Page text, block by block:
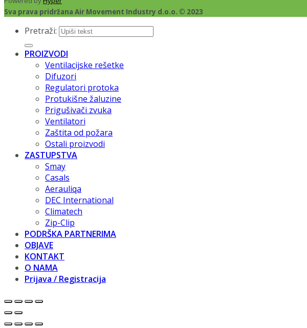
Sva prava pridržana Air Movement Industry d.o.o. © 2023
Pretraži:
PROIZVODI
Ventilacijske rešetke
Difuzori
Regulatori protoka
Protukišne žaluzine
Prigušivači zvuka
Ventilatori
Zaštita od požara
Ostali proizvodi
ZASTUPSTVA
Smay
Casals
Aerauliqa
DEC International
Climatech
Zip-Clip
PODRŠKA PARTNERIMA
OBJAVE
KONTAKT
O NAMA
Prijava / Registracija